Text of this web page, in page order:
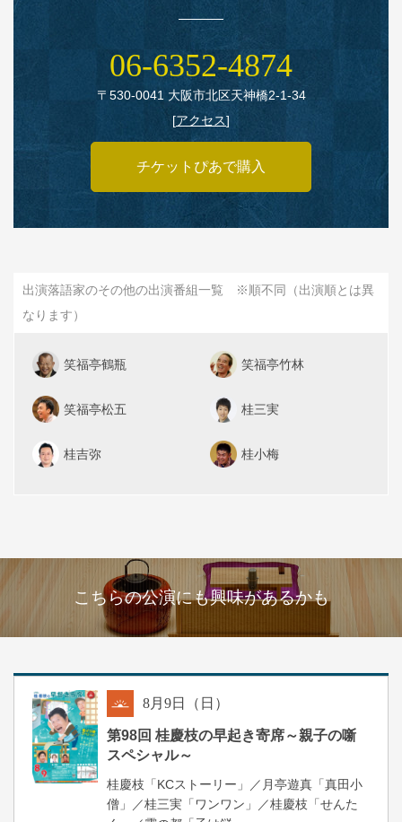
06‑6352‑4874
〒530‑0041 大阪市北区天神橋2‑1‑34
[アクセス]
チケットぴあで購入
出演落語家のその他の出演番組一覧 ※順不同（出演順とは異
なります）
笑福亭鶴瓶 笑福亭竹林
笑福亭松五 桂三実
桂吉弥 桂小梅
こちらの公演にも興味があるかも
8月9日（日）
第98回 桂慶枝の早起き寄席～親子の噺
スペシャル～
桂慶枝「KCストーリー」／月亭遊真「真田小
僧」／桂三実「ワンワン」／桂慶枝「せんた